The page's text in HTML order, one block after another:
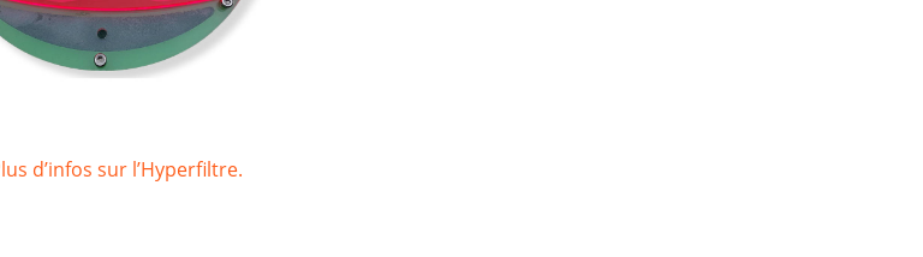
d’infos sur l’Hyperfiltre.